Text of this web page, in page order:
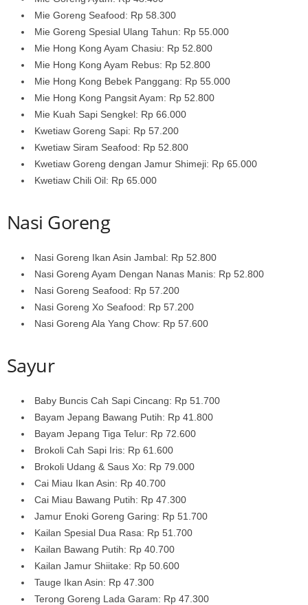
Mie Goreng Seafood: Rp 58.300
Mie Goreng Spesial Ulang Tahun: Rp 55.000
Mie Hong Kong Ayam Chasiu: Rp 52.800
Mie Hong Kong Ayam Rebus: Rp 52.800
Mie Hong Kong Bebek Panggang: Rp 55.000
Mie Hong Kong Pangsit Ayam: Rp 52.800
Mie Kuah Sapi Sengkel: Rp 66.000
Kwetiaw Goreng Sapi: Rp 57.200
Kwetiaw Siram Seafood: Rp 52.800
Kwetiaw Goreng dengan Jamur Shimeji: Rp 65.000
Kwetiaw Chili Oil: Rp 65.000
Nasi Goreng
Nasi Goreng Ikan Asin Jambal: Rp 52.800
Nasi Goreng Ayam Dengan Nanas Manis: Rp 52.800
Nasi Goreng Seafood: Rp 57.200
Nasi Goreng Xo Seafood: Rp 57.200
Nasi Goreng Ala Yang Chow: Rp 57.600
Sayur
Baby Buncis Cah Sapi Cincang: Rp 51.700
Bayam Jepang Bawang Putih: Rp 41.800
Bayam Jepang Tiga Telur: Rp 72.600
Brokoli Cah Sapi Iris: Rp 61.600
Brokoli Udang & Saus Xo: Rp 79.000
Cai Miau Ikan Asin: Rp 40.700
Cai Miau Bawang Putih: Rp 47.300
Jamur Enoki Goreng Garing: Rp 51.700
Kailan Spesial Dua Rasa: Rp 51.700
Kailan Bawang Putih: Rp 40.700
Kailan Jamur Shiitake: Rp 50.600
Tauge Ikan Asin: Rp 47.300
Terong Goreng Lada Garam: Rp 47.300